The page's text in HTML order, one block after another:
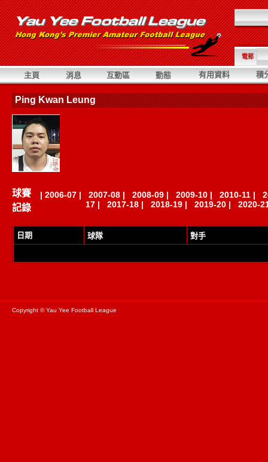
電郵
主頁 消息 互動區 動態 有用資料 積
Ping Kwan Leung
球賽
記錄
| 2006-07 | 2007-08 | 2008-09 | 2009-10 | 2010-11 |
17 | 2017-18 | 2018-19 | 2019-20 | 2020-
日期 球隊 對手
Copyright © Yau Yee Football League